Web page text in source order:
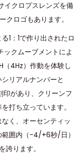
イクロプスレンズを備
クロゴもあります。
1：1で作り出されたロ
クムーブメントによ
（4Hz）作動を体験し
リアルナンバーと
印があり、クリーンフ
打ち立っています。
く、オーセンティッ
範囲内（-4/+6秒/日）
ります。